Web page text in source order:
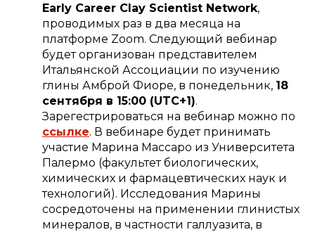
Early Career Clay Scientist Network,
проводимых раз в два месяца на
платформе Zoom. Следующий вебинар
будет организован представителем
Итальянской Ассоциации по изучению
глины Амброй Фиоре, в понедельник, 18
сентября в 15:00 (UTC+1).
Зарегестрироваться на вебинар можно по
ссылке. В вебинаре будет принимать
участие Марина Массаро из Университета
Палермо (факультет биологических,
химических и фармацевтических наук и
технологий). Исследования Марины
сосредоточены на применении глинистых
минералов, в частности галлуазита, в